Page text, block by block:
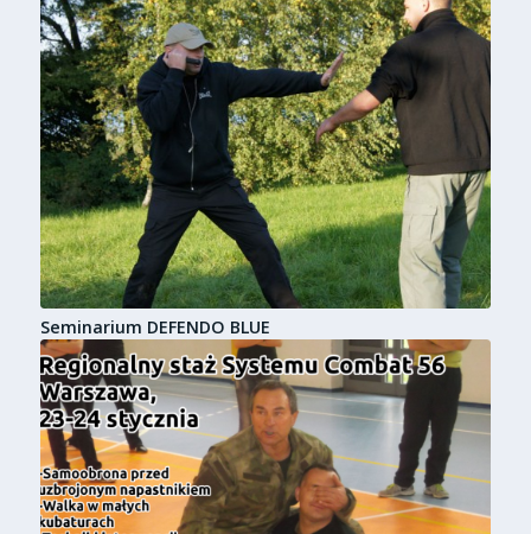
Seminarium DEFENDO BLUE